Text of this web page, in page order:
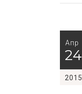
Апр
24
2015